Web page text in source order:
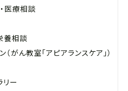
医療相談
養相談
がん教室「アピアランスケア」）
リー